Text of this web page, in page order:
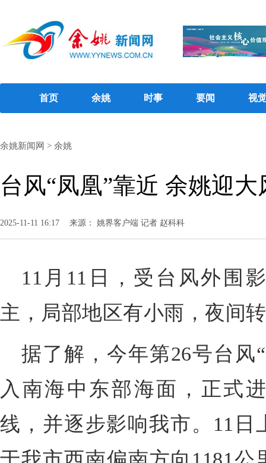
首页 余姚 时事 要闻 视
余姚新闻网 > 余姚
台风“凤凰”靠近 余姚迎大
2025-11-11 16:17 来源： 姚界客户端 记者 赵科科
11月11日，受台风外围
主，局部地区有小雨，夜间
据了解，今年第26号台风
入南海中东部海面，正式
线，并逐步影响我市。11日